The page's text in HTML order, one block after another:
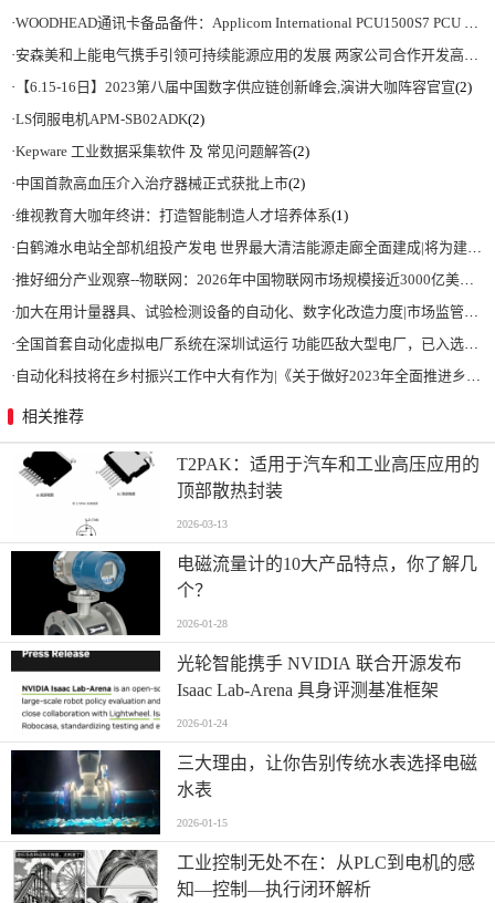
·WOODHEAD通讯卡备品备件：Applicom International PCU1500S7 PCU 1500 S7 V4.5.0
·安森美和上能电气携手引领可持续能源应用的发展 两家公司合作开发高性能储能和太阳能组串式逆变器方案 以实现可持续的未来
· 【6.15-16日】2023第八届中国数字供应链创新峰会,演讲大咖阵容官宣(2)
·LS伺服电机APM-SB02ADK(2)
·Kepware 工业数据采集软件 及 常见问题解答(2)
·中国首款高血压介入治疗器械正式获批上市(2)
·维视教育大咖年终讲：打造智能制造人才培养体系(1)
·白鹤滩水电站全部机组投产发电 世界最大清洁能源走廊全面建成|将为建设新型能源体系、保障国家能源安全、实现“双碳”目标提供有力支撑
·推好细分产业观察--物联网：2026年中国物联网市场规模接近3000亿美元 智慧工厂、智慧城市、智慧电网等将占60%以上
·加大在用计量器具、试验检测设备的自动化、数字化改造力度|市场监管总局 工业和信息化部 关于促进企业计量能力提升的指导意见
·全国首套自动化虚拟电厂系统在深圳试运行 功能匹敌大型电厂，已入选国际典型案例
· 自动化科技将在乡村振兴工作中大有作为|《关于做好2023年全面推进乡村振兴重点工作的意见》发布
相关推荐
T2PAK：适用于汽车和工业高压应用的
顶部散热封装
2026-03-13
电磁流量计的10大产品特点，你了解几
个？
2026-01-28
光轮智能携手 NVIDIA 联合开源发布
Isaac Lab-Arena 具身评测基准框架
2026-01-24
三大理由，让你告别传统水表选择电磁
水表
2026-01-15
工业控制无处不在：从PLC到电机的感
知—控制—执行闭环解析